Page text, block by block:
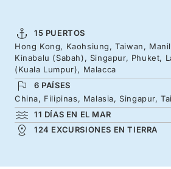
15 PUERTOS
Hong Kong, Kaohsiung, Taiwan,
Kinabalu (Sabah), Singapur, Phuket,
(Kuala Lumpur), Malacca
6 PAÍSES
China, Filipinas, Malasia, Singapur,
11 DÍAS EN EL MAR
124 EXCURSIONES EN TIERRA